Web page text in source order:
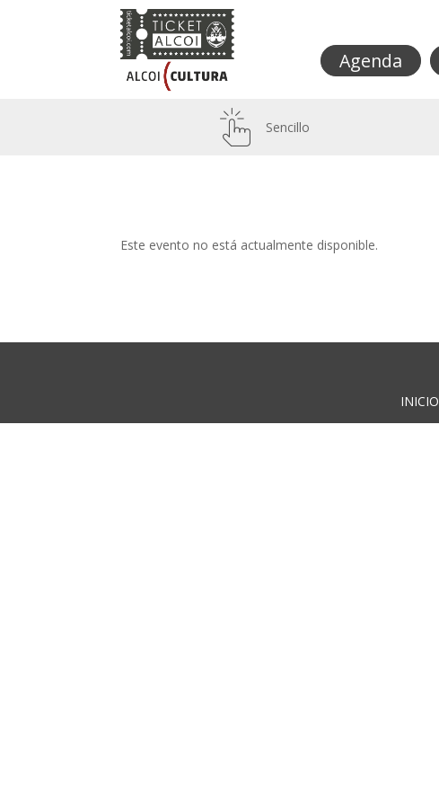
Agenda
Sencillo
Este evento no está actualmente disponible.
INICIO